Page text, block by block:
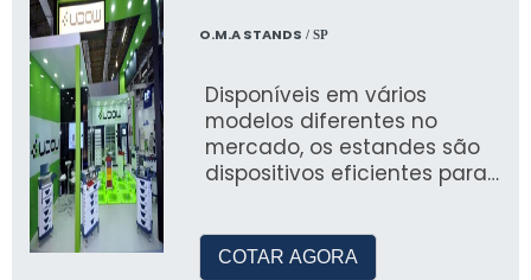
O.M.A STANDS / SP
Disponíveis em vários
modelos diferentes no
mercado, os estandes são
dispositivos eficientes para
empresa
COTAR AGORA